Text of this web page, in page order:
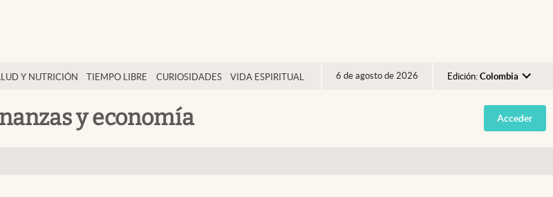
Y NUTRICIÓN TIEMPO LIBRE CURIOSIDADES VIDA ESPIRITUAL 6 de agosto de 2026 Edición: Colombia
Argentina
España
y economía Acceder